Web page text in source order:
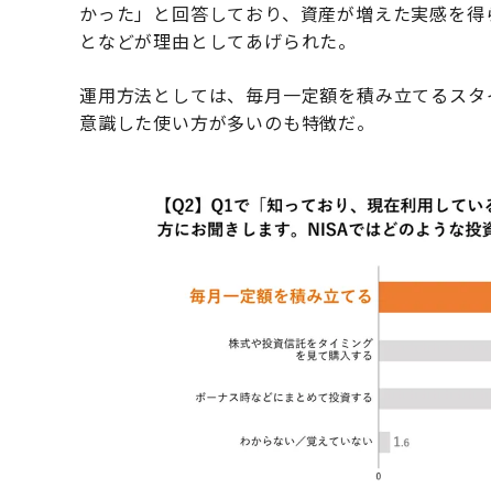
かった」と回答しており、資産が増えた実感を
となどが理由としてあげられた。
運用方法としては、毎月一定額を積み立てるス
意識した使い方が多いのも特徴だ。